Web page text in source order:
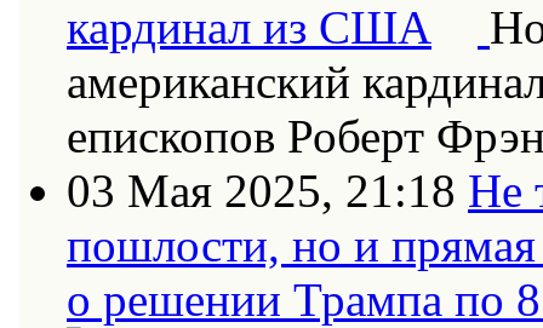
американский
епископов Роберт
03 Мая 2025, 21:18 Не
пошлости, но и
о решении Трампа по